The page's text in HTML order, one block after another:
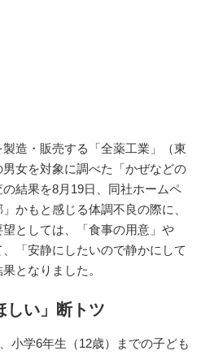
造・販売する「全薬工業」（東
女を対象に調べた「かぜなどの
結果を8月19日、同社ホームペ
かもと感じる体調不良の際に、
望としては、「食事の用意」や
、「安静にしたいので静かにして
となりました。
しい」断トツ
小学6年生（12歳）までの子ども